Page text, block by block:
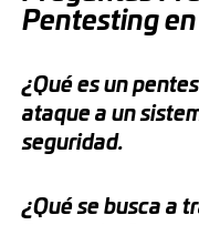
Pentesting
¿Qué es un
ataque a un
seguridad.
¿Qué se busca a